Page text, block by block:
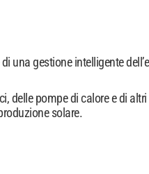
una gestione intelligente
delle pompe di calore e di
solare.